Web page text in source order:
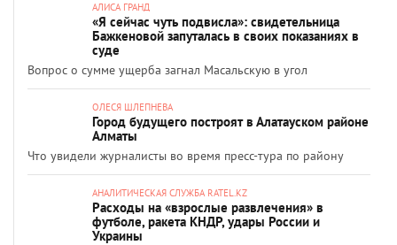
АЛИСА ГРАНД
«Я сейчас чуть подвисла»: свидетельница
Бажкеновой запуталась в своих показаниях в
суде
Вопрос о сумме ущерба загнал Масальскую в угол
ОЛЕСЯ ШЛЕПНЕВА
Город будущего построят в Алатауском районе
Алматы
Что увидели журналисты во время пресс-тура по району
АНАЛИТИЧЕСКАЯ СЛУЖБА RATEL.KZ
Расходы на «взрослые развлечения» в
футболе, ракета КНДР, удары России и
Украины